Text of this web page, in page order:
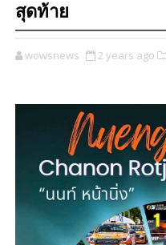
สุดท้าย
wowsnews 2 years ago